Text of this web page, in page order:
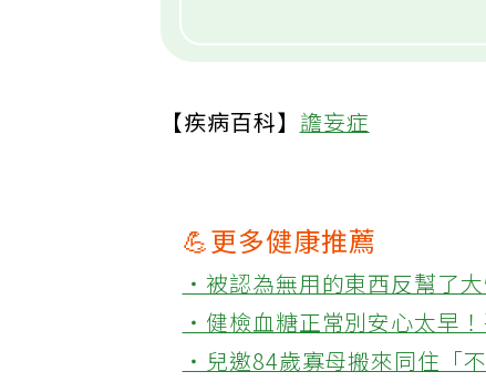
【疾病百科】譫妄症
💪更多健康推薦
‧被認為無用的東西反幫了
‧健檢血糖正常別安心太早
‧兒邀84歲寡母搬來同住「